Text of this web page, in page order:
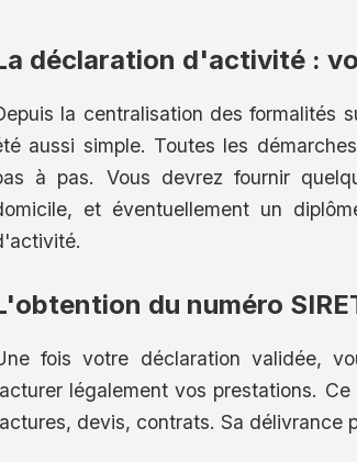
déclaration d'activité :
la centralisation des formalités
aussi simple. Toutes les
à pas. Vous devrez fournir
et éventuellement un
du numéro
fois votre déclaration validée,
légalement vos prestations.
devis, contrats. Sa délivrance